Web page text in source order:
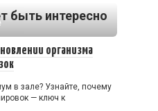
быть интересно
организма
в зале? Узнайте, почему
— ключ к